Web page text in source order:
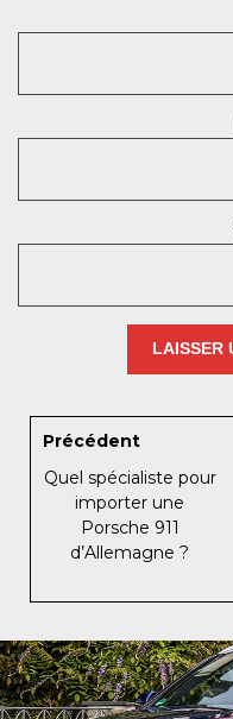
Précédent
Quel spécialiste pour
importer une
Porsche 911
d’Allemagne ?